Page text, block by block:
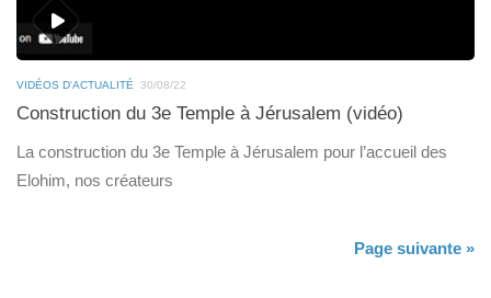
VIDÉOS D'ACTUALITÉ 30/08/22
Construction du 3e Temple à Jérusalem (vidéo)
La construction du 3e Temple à Jérusalem pour l’accueil des
Elohim, nos créateurs
Page suivante »